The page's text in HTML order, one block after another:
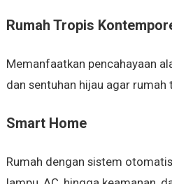
Rumah Tropis
Memanfaatkan pencahayaan
dan sentuhan hijau agar rumah
Smart Home
Rumah dengan sistem